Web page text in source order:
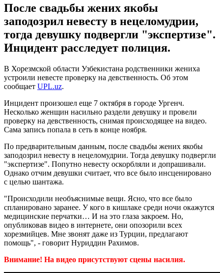
После свадьбы жених якобы
заподозрил невесту в нецеломудрии,
тогда девушку подвергли "экспертизе".
Инцидент расследует полиция.
В Хорезмской области Узбекистана родственники жениха
устроили невесте проверку на девственность. Об этом
сообщает UPL.uz.
Инцидент произошел еще 7 октября в городе Ургенч.
Несколько женщин насильно раздели девушку и провели
проверку на девственность, снимая происходящее на видео.
Сама запись попала в сеть в конце ноября.
По предварительным данным, после свадьбы жених якобы
заподозрил невесту в нецеломудрии. Тогда девушку подвергли
"экспертизе". Попутно невесту оскорбляли и допрашивали.
Однако отчим девушки считает, что все было инсценировано
с целью шантажа.
"Происходили необъяснимые вещи. Ясно, что все было
спланировано заранее. У кого в кишлаке среди ночи окажутся
медицинские перчатки… И на это глаза закроем. Но,
опубликовав видео в интернете, они опозорили всех
хорезмийцев. Мне звонят даже из Турции, предлагают
помощь", - говорит Нуриддин Рахимов.
Внимание! На видео присутствуют сцены насилия.